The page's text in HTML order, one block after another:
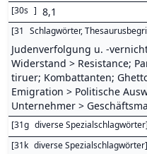
[30s ] 8,1
[31 Schlagwörter,
Judenverfolgung u. -
Widerstand > Resistance;
tiruer; Kombattanten;
Emigration > Politische
Unternehmer >
[31g diverse Spezialschlagwörter]
[31k diverse Spezialschlagwörter]